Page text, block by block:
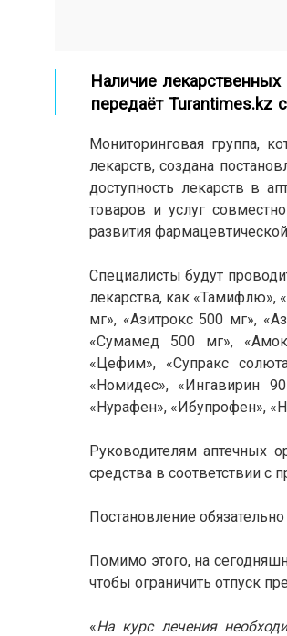
Наличие лекарственных
передаёт Turantimes.kz
Мониторинговая группа,
лекарств, создана
доступность лекарств в
товаров и услуг
развития
Специалисты будут
лекарства, как «Тамифлю»,
мг», «Азитрокс 500 мг»,
«Сумамед 500 мг»,
«Цефим», «Супракс
«Номидес», «Ингавирин
«Нурафен», «Ибупрофен»,
Руководителям аптечных
средства в соответствии с
Постановление
Помимо этого, на
чтобы ограничить отпуск
«На курс лечения